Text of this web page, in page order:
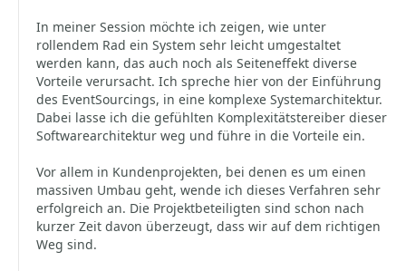
In meiner Session möchte ich zeigen, wie unter
rollendem Rad ein System sehr leicht umgestaltet
werden kann, das auch noch als Seiteneffekt diverse
Vorteile verursacht. Ich spreche hier von der Einführung
des EventSourcings, in eine komplexe Systemarchitektur.
Dabei lasse ich die gefühlten Komplexitätstereiber dieser
Softwarearchitektur weg und führe in die Vorteile ein.
Vor allem in Kundenprojekten, bei denen es um einen
massiven Umbau geht, wende ich dieses Verfahren sehr
erfolgreich an. Die Projektbeteiligten sind schon nach
kurzer Zeit davon überzeugt, dass wir auf dem richtigen
Weg sind.